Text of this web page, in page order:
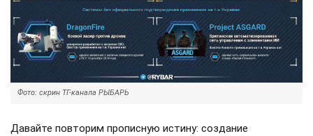
Фото: скрин ТГ-канала РЫБАРЬ
Давайте повторим прописную истину: создание